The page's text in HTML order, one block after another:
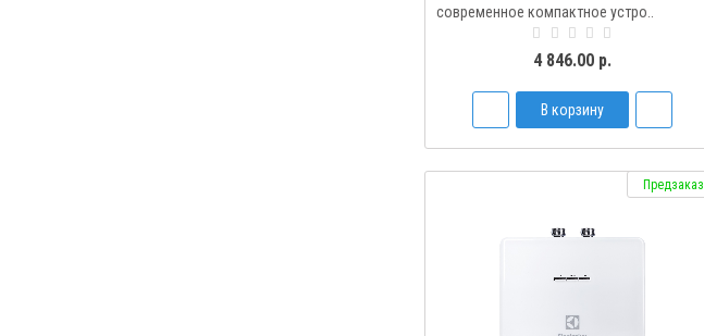
современное компактное устро..
4 846.00 р.
В корзину
Предзаказ